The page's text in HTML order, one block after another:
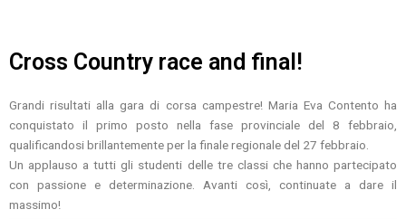
Cross Country race and final!
Grandi risultati alla gara di corsa campestre! Maria Eva Contento ha
conquistato il primo posto nella fase provinciale del 8 febbraio,
qualificandosi brillantemente per la finale regionale del 27 febbraio.
Un applauso a tutti gli studenti delle tre classi che hanno partecipato
con passione e determinazione. Avanti così, continuate a dare il
massimo!